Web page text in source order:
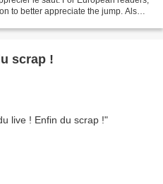
to better appreciate the jump. Als
scrap !